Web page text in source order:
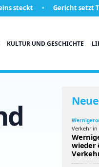
Gericht setzt Termin für
KULTUR UND GESCHICHTE
Verkehr
wieder